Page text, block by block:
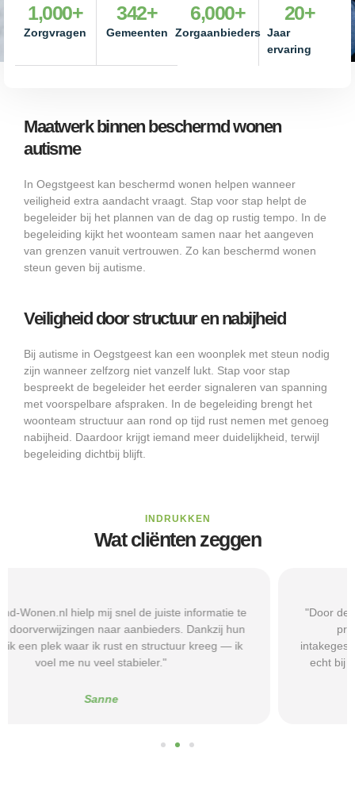
Zorgvragen
1,000+
Gemeenten
342+
Zorgaanbieders
6,000+
Jaar
ervaring
20+
Maatwerk binnen beschermd wonen
autisme
In Oegstgeest kan beschermd wonen helpen wanneer
veiligheid extra aandacht vraagt. Stap voor stap helpt de
begeleider bij het plannen van de dag op rustig tempo. In de
begeleiding kijkt het woonteam samen naar het aangeven
van grenzen vanuit vertrouwen. Zo kan beschermd wonen
steun geven bij autisme.
Veiligheid door structuur en nabijheid
Bij autisme in Oegstgeest kan een woonplek met steun nodig
zijn wanneer zelfzorg niet vanzelf lukt. Stap voor stap
bespreekt de begeleider het eerder signaleren van spanning
met voorspelbare afspraken. In de begeleiding brengt het
woonteam structuur aan rond op tijd rust nemen met genoeg
nabijheid. Daardoor krijgt iemand meer duidelijkheid, terwijl
begeleiding dichtbij blijft.
INDRUKKEN
Wat cliënten zeggen
"Door de duidelijke uitleg op Beschermd-Wonen.nl wist ik
precies welke vragen ik moest stellen tijdens
intakegesprekken. Daardoor kwam ik bij een aanbieder die
echt bij mij past. Mijn zelfstandigheid is flink verbeterd."